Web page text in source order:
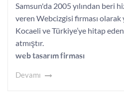
Samsun'da 2005 yılından beri
veren Webcizgisi firması olarak
Kocaeli ve Türkiye’ye hitap
atmıştır.
web tasarım firması
Devamı